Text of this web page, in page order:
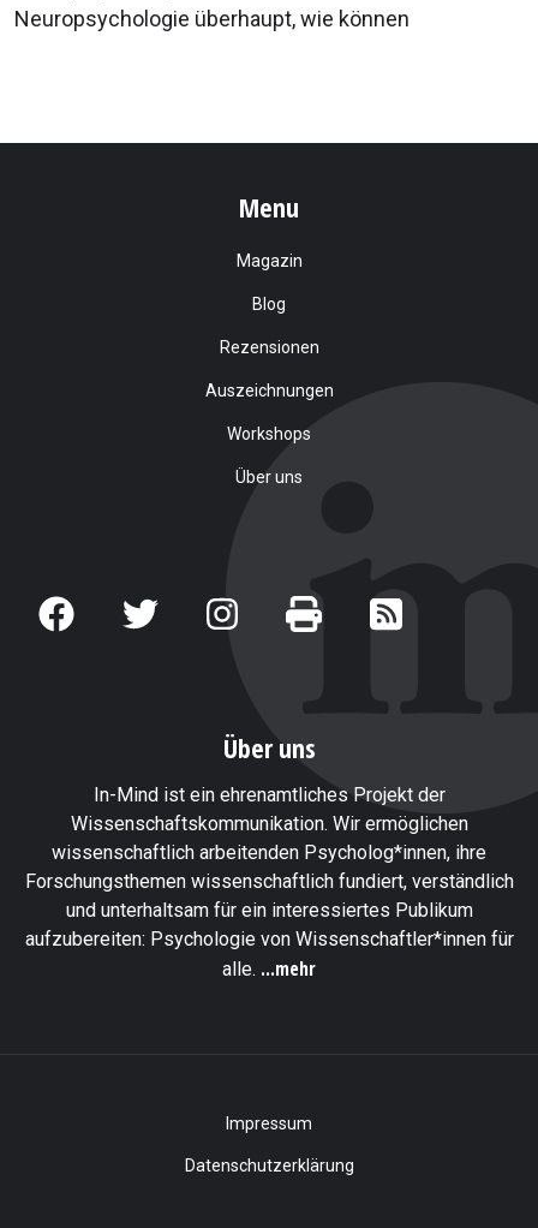
Neuropsychologie überhaupt, wie können
Menu
Magazin
Blog
Rezensionen
Auszeichnungen
Workshops
Über uns
Über uns
In-Mind ist ein ehrenamtliches Projekt der
Wissenschaftskommunikation. Wir ermöglichen
wissenschaftlich arbeitenden Psycholog*innen, ihre
Forschungsthemen wissenschaftlich fundiert, verständlich
und unterhaltsam für ein interessiertes Publikum
aufzubereiten: Psychologie von Wissenschaftler*innen für
alle. ...mehr
Impressum
Datenschutzerklärung